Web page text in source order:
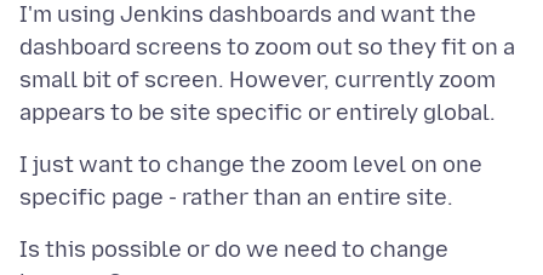
I'm using Jenkins dashboards and want the
dashboard screens to zoom out so they fit on a
small bit of screen. However, currently zoom
I just want to change the zoom level on one
Is this possible or do we need to change